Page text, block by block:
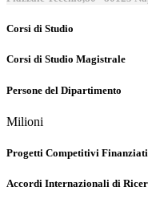
Corsi di Studio
Corsi di Studio Magistrale
Persone del Dipartimento
Milioni
Progetti Competitivi
Accordi Internazionali di